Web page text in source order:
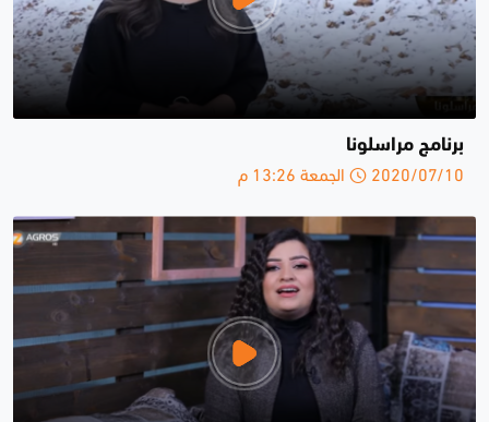
برنامج مراسلونا
2020/07/10 الجمعة 13:26 م